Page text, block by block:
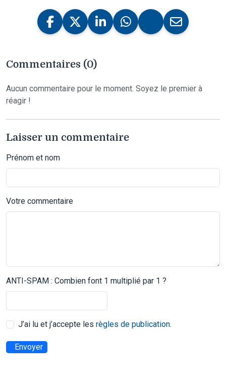
Commentaires (0)
Aucun commentaire pour le moment. Soyez le premier à
réagir !
Laisser un commentaire
Prénom et nom
Votre commentaire
ANTI-SPAM : Combien font 1 multiplié par 1 ?
J’ai lu et j’accepte les règles de publication.
Envoyer